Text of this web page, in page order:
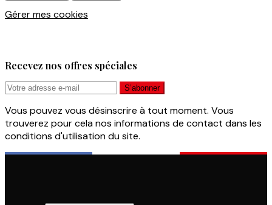
Gérer mes cookies
Recevez nos offres spéciales
Vous pouvez vous désinscrire à tout moment. Vous
trouverez pour cela nos informations de contact dans les
conditions d'utilisation du site.